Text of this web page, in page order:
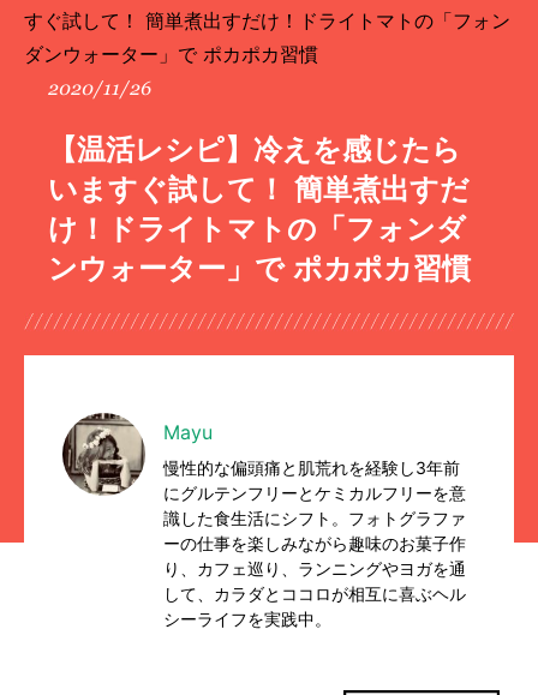
すぐ試して！ 簡単煮出すだけ！ドライトマトの「フォン
ダンウォーター」で ポカポカ習慣
2020/11/26
【温活レシピ】冷えを感じたら
いますぐ試して！ 簡単煮出すだ
け！ドライトマトの「フォンダ
ンウォーター」で ポカポカ習慣
Mayu
慢性的な偏頭痛と肌荒れを経験し3年前
にグルテンフリーとケミカルフリーを意
識した食生活にシフト。フォトグラファ
ーの仕事を楽しみながら趣味のお菓子作
り、カフェ巡り、ランニングやヨガを通
して、カラダとココロが相互に喜ぶヘル
シーライフを実践中。